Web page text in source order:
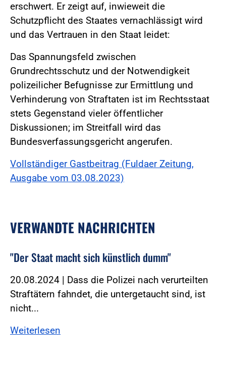
erschwert. Er zeigt auf, inwieweit die
Schutzpflicht des Staates vernachlässigt wird
und das Vertrauen in den Staat leidet:
Das Spannungsfeld zwischen
Grundrechtsschutz und der Notwendigkeit
polizeilicher Befugnisse zur Ermittlung und
Verhinderung von Straftaten ist im Rechtsstaat
stets Gegenstand vieler öffentlicher
Diskussionen; im Streitfall wird das
Bundesverfassungsgericht angerufen.
Vollständiger Gastbeitrag (Fuldaer Zeitung,
Ausgabe vom 03.08.2023)
VERWANDTE NACHRICHTEN
"Der Staat macht sich künstlich dumm"
20.08.2024 | Dass die Polizei nach verurteilten
Straftätern fahndet, die untergetaucht sind, ist
nicht...
Weiterlesen